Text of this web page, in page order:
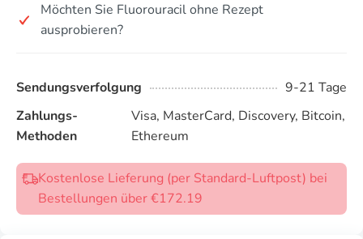
Möchten Sie Fluorouracil ohne Rezept
ausprobieren?
Sendungsverfolgung
9-21 Tage
Zahlungs-
Methoden
Visa, MasterCard, Discovery, Bitcoin,
Ethereum
Kostenlose Lieferung (per Standard-Luftpost) bei
Bestellungen über €172.19